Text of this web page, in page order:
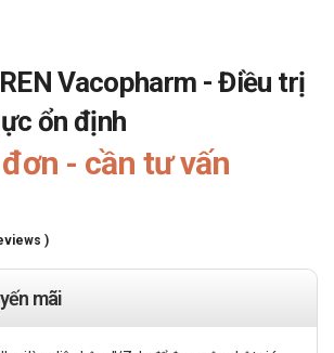
Vacopharm - Điều trị
ổn định
- cần tư vấn
)
mãi